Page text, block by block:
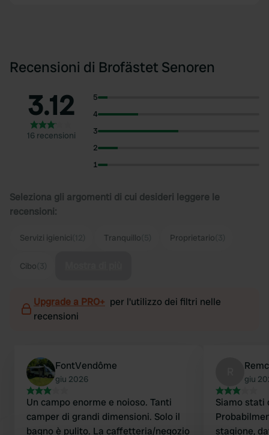
Recensioni di Brofästet Senoren
3.12
16 recensioni
5
4
3
2
1
Seleziona gli argomenti di cui desideri leggere le
recensioni:
Servizi igienici Tranquillo Proprietario
Cibo
Upgrade a PRO+ per l'utilizzo dei filtri nelle
recensioni
FontVendôme
giu 2026
Un campo enorme e noioso. Tanti
camper di grandi dimensioni. Solo il
bagno è pulito. La caffetteria/negozio
giu
Siamo stati
stagione,